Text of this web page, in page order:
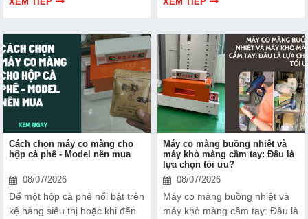
màng nên mua để co màng
bánh qua thông tin bài viết
dưới đây nhé!
Cách chọn máy co màng cho
hộp cà phê - Model nên mua
08/07/2026
Để một hộp cà phê nổi bật trên
kệ hàng siêu thị hoặc khi đến
Máy co màng buồng nhiệt và
máy khò màng cầm tay: Đâu là
lựa chọn tối ưu?
08/07/2026
Máy co màng buồng nhiệt và
máy khò màng cầm tay: Đâu là